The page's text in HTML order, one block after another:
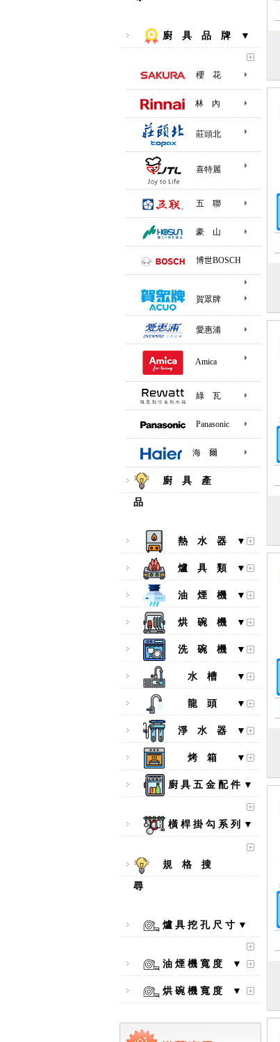
廚 具 品 牌 ▼
櫻 花
林 內
莊頭北
喜特麗
五 聯
豪 山
博世BOSCH
賀眾牌
愛惠浦
Amica
綠 瓦
Panasonic
海 爾
廚 具 產
品
熱 水 器 ▼
爐 具 類 ▼
油 煙 機 ▼
烘 碗 機 ▼
洗 碗 機 ▼
水 槽 ▼
龍 頭 ▼
淨 水 器 ▼
烤 箱 ▼
廚 具 五 金 配 件 ▼
橫 桿 掛 勾 系 列 ▼
規 格 搜
尋
爐 具 挖 孔 尺 寸 ▼
油 煙 機 寬 度 ▼
烘 碗 機 寬 度 ▼
【林內Rinnai】 RB-L2600S(A)
彩焱系列 檯面式彩焱不銹鋼雙